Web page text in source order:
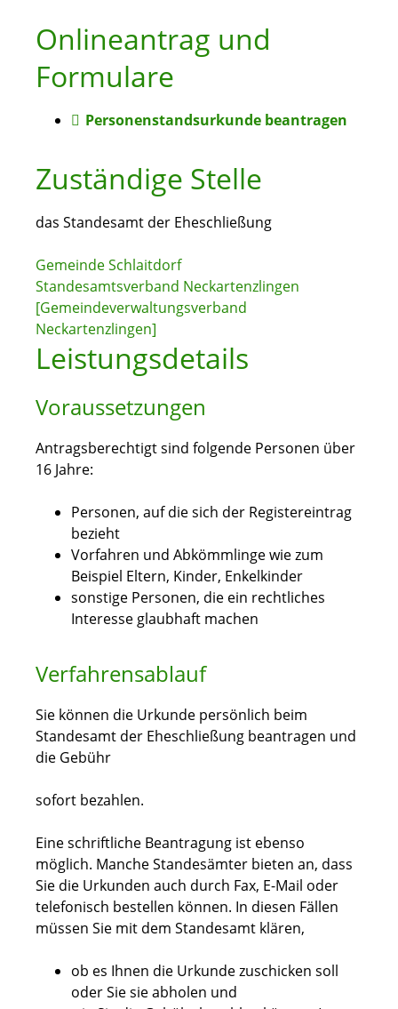
Onlineantrag und
Formulare
Personenstandsurkunde beantragen
Zuständige Stelle
das Standesamt der Eheschließung
Gemeinde Schlaitdorf
Standesamtsverband Neckartenzlingen
[Gemeindeverwaltungsverband
Neckartenzlingen]
Leistungsdetails
Voraussetzungen
Antragsberechtigt sind folgende Personen über
16 Jahre:
Personen, auf die sich der Registereintrag
bezieht
Vorfahren und Abkömmlinge wie zum
Beispiel Eltern, Kinder, Enkelkinder
sonstige Personen, die ein rechtliches
Interesse glaubhaft machen
Verfahrensablauf
Sie können die Urkunde persönlich beim
Standesamt der Eheschließung beantragen und
die Gebühr
sofort bezahlen.
Eine schriftliche Beantragung ist ebenso
möglich. Manche Standesämter bieten an, dass
Sie die Urkunden auch durch Fax, E-Mail oder
telefonisch bestellen können. In diesen Fällen
müssen Sie mit dem Standesamt klären,
ob es Ihnen die Urkunde zuschicken soll
oder Sie sie abholen und